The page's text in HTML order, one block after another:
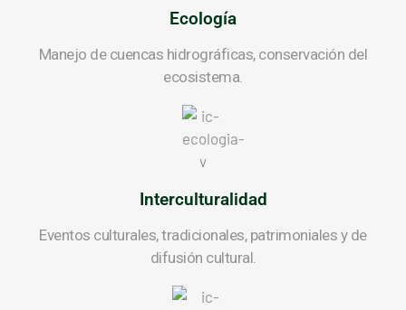
Ecología
Manejo de cuencas hidrográficas, conservación del
ecosistema.
Interculturalidad
Eventos culturales, tradicionales, patrimoniales y de
difusión cultural.